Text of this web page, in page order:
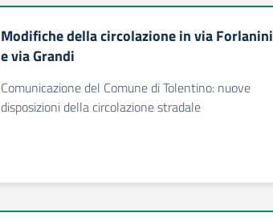
Modifiche della circolazione in via Forlanini
e via Grandi
Comunicazione del Comune di Tolentino: nuove
disposizioni della circolazione stradale